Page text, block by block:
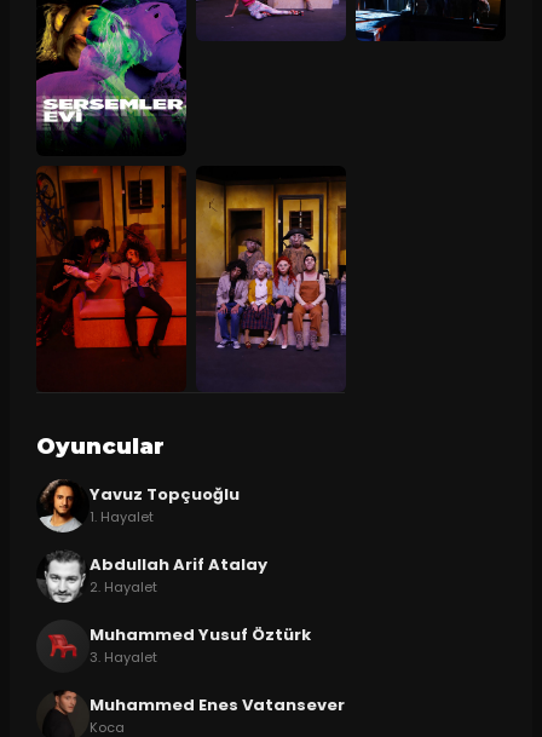
Oyuncular
Yavuz Topçuoğlu
1. Hayalet
Abdullah Arif Atalay
2. Hayalet
Muhammed Yusuf Öztürk
3. Hayalet
Muhammed Enes Vatansever
Koca